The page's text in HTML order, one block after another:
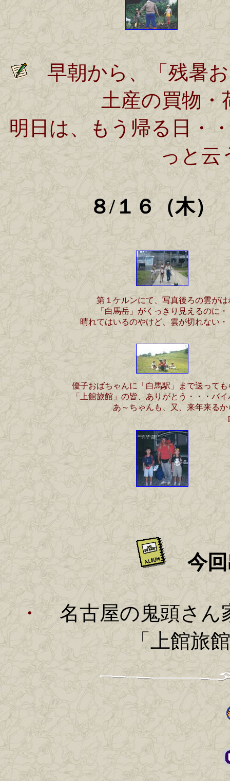
早朝から、「残暑お
土産の買物・
明日は、もう帰る日・
っと云
８/１６（
第１ケルンにて、写真後ろの雲がは
「白馬岳」がくっきり見えるのに
晴れてはいるのやけど、雲が切れない・
優子おばちゃんに「白馬駅」まで送っても
「上館旅館」の皆、ありがとう・・・バ
あ～ちゃんも、又、来年来るか
今回
・名古屋の鬼頭さん
「上館旅